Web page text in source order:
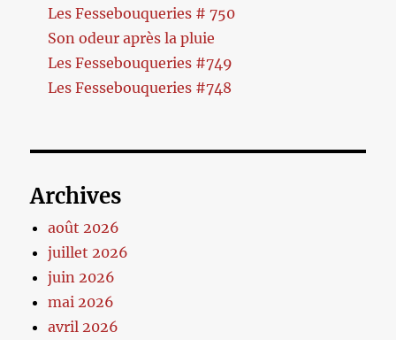
Les Fessebouqueries # 750
Son odeur après la pluie
Les Fessebouqueries #749
Les Fessebouqueries #748
Archives
août 2026
juillet 2026
juin 2026
mai 2026
avril 2026